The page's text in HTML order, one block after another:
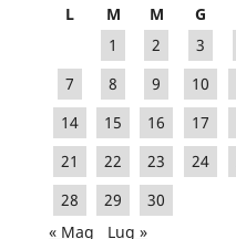
L M M G
1
2 3
7
8 9 10
14
15 16 17
21
22 23 24
28
29
30
« Mag
Lug »